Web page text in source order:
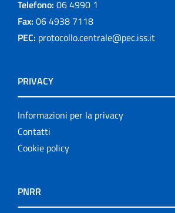
Telefono: 06 4990 1
Fax: 06 4938 7118
PEC: protocollo.centrale@pec.iss.it
PRIVACY
Informazioni per la privacy
Contatti
Cookie policy
PNRR